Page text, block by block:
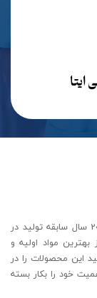
ایتا
شرکت تجهیزات توانبخشی رهاورد مهر ایرانیان با بیش از 20 سال سابقه تولید در
مواد اولیه و
این محصولات را در
خود را بکار بسته